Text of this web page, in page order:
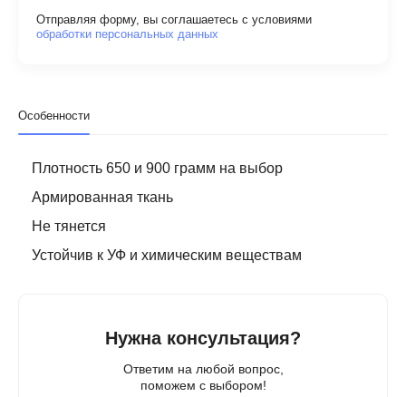
Отправляя форму, вы соглашаетесь с условиями
обработки персональных данных
Особенности
Плотность 650 и 900 грамм на выбор
Армированная ткань
Не тянется
Устойчив к УФ и химическим веществам
Нужна консультация?
Ответим на любой вопрос,
поможем с выбором!